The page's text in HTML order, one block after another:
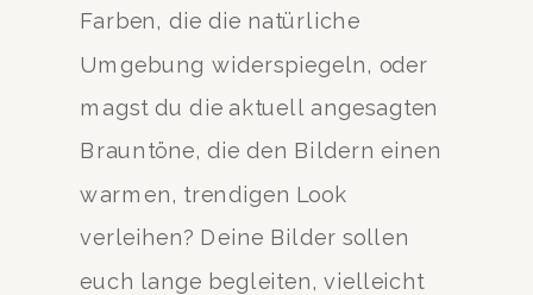
Farben, die die natürliche
Umgebung widerspiegeln, oder
magst du die aktuell angesagten
Brauntöne, die den Bildern einen
warmen, trendigen Look
verleihen? Deine Bilder sollen
euch lange begleiten, vielleicht